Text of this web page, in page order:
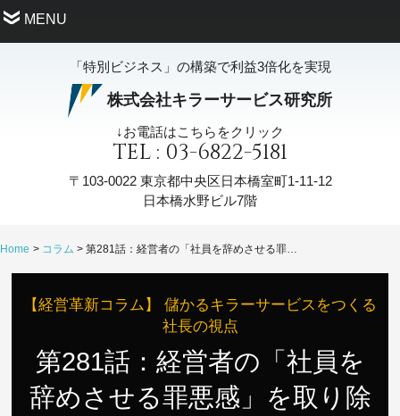
MENU
「特別ビジネス」の構築で利益3倍化を実現
株式会社キラーサービス研究所
↓お電話はこちらをクリック
TEL : 03-6822-5181
〒103-0022東京都中央区日本橋室町1-11-12
日本橋水野ビル7階
Home コラム 第281話：経営者の「社員を辞めさせる罪悪感」を取り除く
【経営革新コラム】 儲かるキラーサービスをつくる
社長の視点
第281話：経営者の「社員を
辞めさせる罪悪感」を取り除